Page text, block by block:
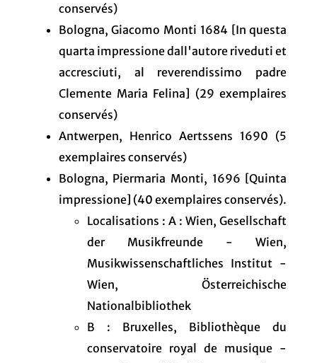
conservés)
Bologna, Giacomo Monti 1684 [In questa
quarta impressione dall'autore riveduti et
accresciuti, al reverendissimo padre
Clemente Maria Felina] (29 exemplaires
conservés)
Antwerpen, Henrico Aertssens 1690 (5
exemplaires conservés)
Bologna, Piermaria Monti, 1696 [Quinta
impressione] (40 exemplaires conservés).
Localisations : A : Wien, Gesellschaft
der Musikfreunde - Wien,
Musikwissenschaftliches Institut -
Wien, Österreichische
Nationalbibliothek
B : Bruxelles, Bibliothèque du
conservatoire royal de musique -